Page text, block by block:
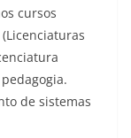
cursos
de sistemas